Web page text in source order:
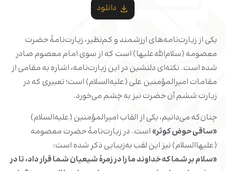
دانلود
یکی از زیارت‌نامه‌های ارزشمند و کم‌نظیر، زیارت‌نامۀ حضرت
معصومه (سلام‌الله‌علیها) است که از سوی امام معصوم صادر
شده است. نکته‌ای دلنشین در این زیارت‌نامه، اشاره به مقامی از
مقامات امیرالمؤمنین علی (علیه‌السلام) است؛ تعبیری که در
زیارت ششم آن حضرت نیز به چشم می‌خورد.
چنان‌که می‌دانیم، یکی از القاب امیرالمؤمنین (علیه‌السلام)
«ساقی حوض کوثر» است. در زیارت‌نامۀ حضرت معصومه
(علیهاالسلام) نیز این لقب به‌زیبایی ذکر شده است:
«سلام بر شما که خداوند ما را در زمرۀ شیعیان شما قرار داد، تا در